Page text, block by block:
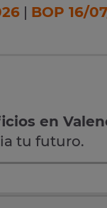
| BOP 16/
en
tu futuro.